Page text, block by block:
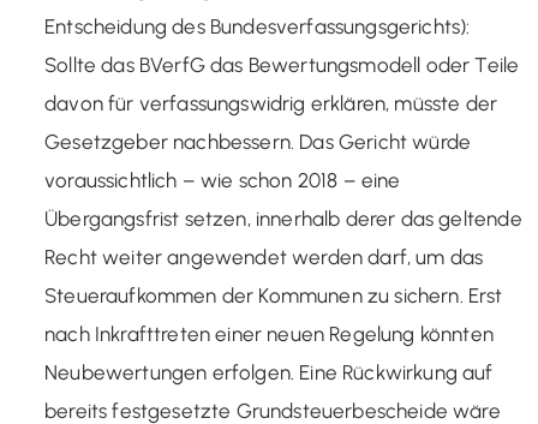
Entscheidung des Bundesverfassungsgerichts):
Sollte das BVerfG das Bewertungsmodell oder Teile
davon für verfassungswidrig erklären, müsste der
Gesetzgeber nachbessern. Das Gericht würde
voraussichtlich – wie schon 2018 – eine
Übergangsfrist setzen, innerhalb derer das geltende
Recht weiter angewendet werden darf, um das
Steueraufkommen der Kommunen zu sichern. Erst
nach Inkrafttreten einer neuen Regelung könnten
Neubewertungen erfolgen. Eine Rückwirkung auf
bereits festgesetzte Grundsteuerbescheide wäre